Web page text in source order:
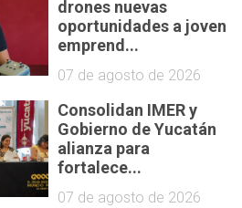
drones nuevas
oportunidades a joven
emprend...
07 de agosto de 2026
Consolidan IMER y
Gobierno de Yucatán
alianza para
fortalece...
07 de agosto de 2026